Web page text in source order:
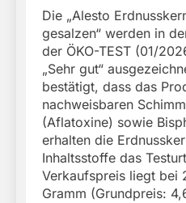
Die „Alesto
gesalzen“ werden in
der ÖKO-TEST (01/
„Sehr gut“
bestätigt, dass das
nachweisbaren
(Aflatoxine) sowie
erhalten die
Inhaltsstoffe das
Verkaufspreis liegt bei
Gramm (Grundpreis: